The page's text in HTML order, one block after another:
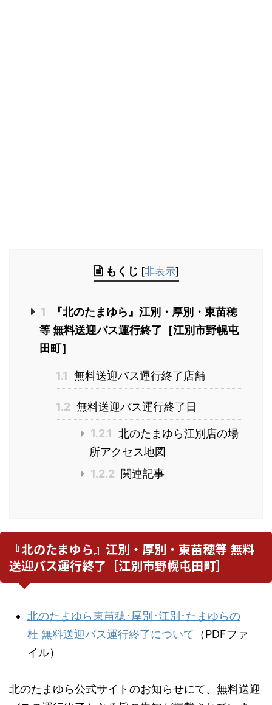
もくじ [非表示]
1
『北のたまゆら』江別・厚別・東苗穂
等 無料送迎バス運行終了［江別市野幌屯
田町］
1.1 無料送迎バス運行終了店舗
1.2 無料送迎バス運行終了日
1.2.1 北のたまゆら江別店の場
所アクセス地図
1.2.2
関連記事
『北のたまゆら』江別・厚別・東苗穂等 無料
送迎バス運行終了［江別市野幌屯田町］
北のたまゆら東苗穂･厚別･江別･たまゆらの
杜 無料送迎バス運行終了について （PDFファ
イル）
北のたまゆら公式サイトのお知らせにて、無料送迎